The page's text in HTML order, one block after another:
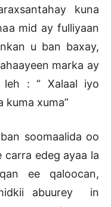
kuna
mid ay fulliyaan
u ban baxay,
marka ay
leh : “ Xalaal iyo
kuma xuma”
soomaalida oo
carra edeg ayaa la
ee qaloocan,
abuurey in